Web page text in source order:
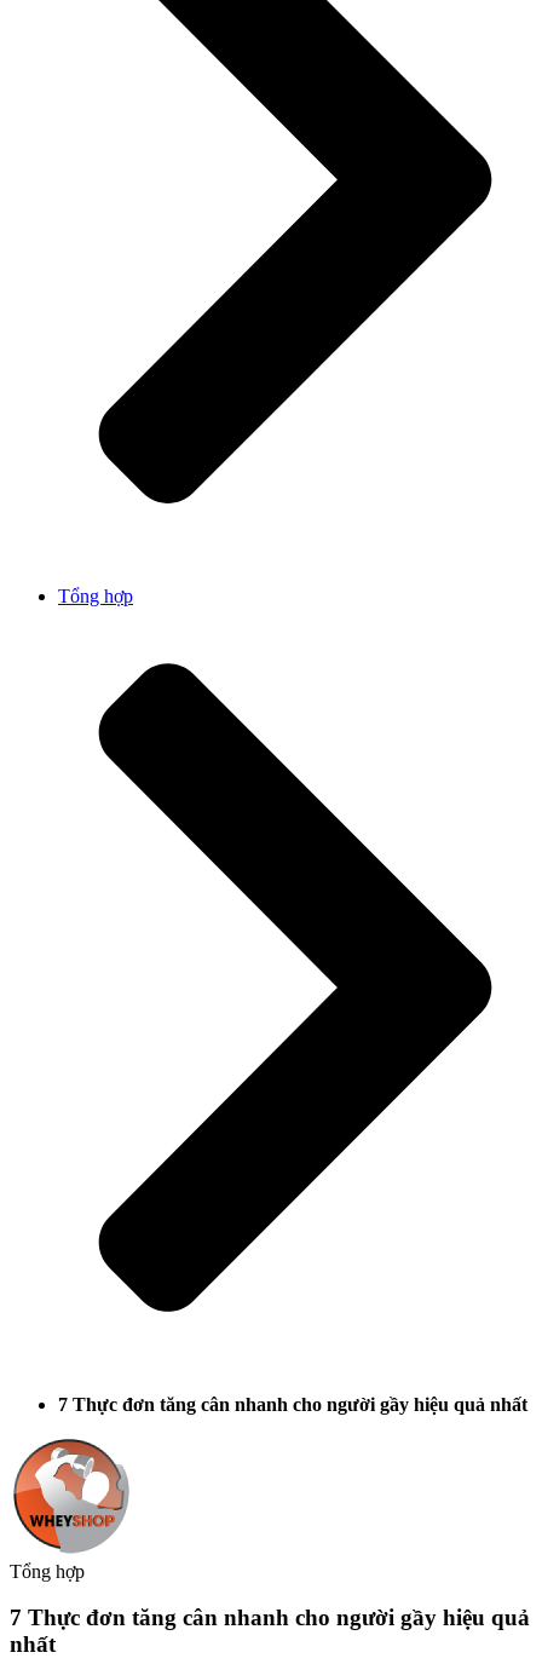
Tổng hợp
7 Thực đơn tăng cân nhanh cho người gầy hiệu quả nhất
Tổng hợp
7 Thực đơn tăng cân nhanh cho người gầy hiệu quả
nhất